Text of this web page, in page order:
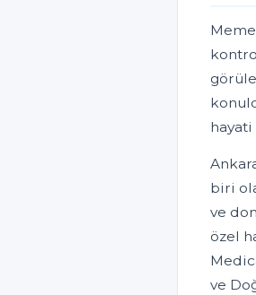
hayati
biri
ve
özel
ve